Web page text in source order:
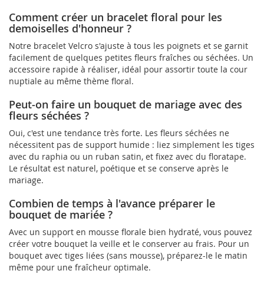
Comment créer un bracelet floral pour les
demoiselles d'honneur ?
Notre bracelet Velcro s'ajuste à tous les poignets et se garnit
facilement de quelques petites fleurs fraîches ou séchées. Un
accessoire rapide à réaliser, idéal pour assortir toute la cour
nuptiale au même thème floral.
Peut-on faire un bouquet de mariage avec des
fleurs séchées ?
Oui, c'est une tendance très forte. Les fleurs séchées ne
nécessitent pas de support humide : liez simplement les tiges
avec du raphia ou un ruban satin, et fixez avec du floratape.
Le résultat est naturel, poétique et se conserve après le
mariage.
Combien de temps à l'avance préparer le
bouquet de mariée ?
Avec un support en mousse florale bien hydraté, vous pouvez
créer votre bouquet la veille et le conserver au frais. Pour un
bouquet avec tiges liées (sans mousse), préparez-le le matin
même pour une fraîcheur optimale.